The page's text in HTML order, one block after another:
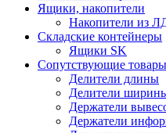
Ящики, накопители
Накопители из
Складские контейнеры
Ящики SK
Сопутствующие товары
Делители длины
Делители
Держатели
Держатели